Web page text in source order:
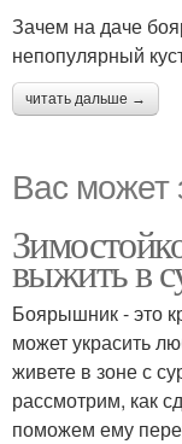
Зачем на даче
непопулярный
читать дальше →
Вас может
выжить в
Боярышник - это
может украсить
живете в зоне с
рассмотрим, как
поможем ему